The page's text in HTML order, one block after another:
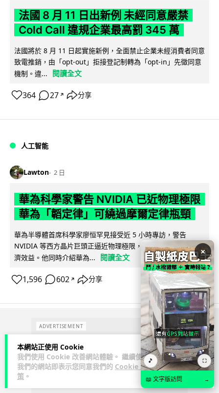
本網站正使用 Cookie
我們使用 Cookie 改善網站體驗。 繼續使用
我們的網站即表示您同意我們的 Cookie 政
策 。
法國 8 月 11 日出新例 未經同意嚴禁
Cold Call 違規企業最高罰 345 萬
法國將於 8 月 11 日起實施新例，全面禁止企業未經消費者同意
致電推銷，由「opt-out」拒接登記制轉為「opt-in」先徵同意
機制。違...
閱讀全文
364 27 ↗ 分享
人工智能
Lawton 2 日
華為科學家警告 NVIDIA 已近物理極限
華為「韜定律」可繞過摩爾定律瓶頸
華為半導體首席科學家廖恒罕見接受近 5 小時專訪，警告
NVIDIA 等西方晶片巨頭正逼近物理極限，傳統製程升級已失經
濟效益。他同時介紹華為...
閱讀全文
1,596 602 ↗ 分享
ADVERTISEMENT
×
🎵 ⛶
📖 文字版訪問 →